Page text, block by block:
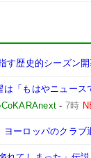
す歴史的シーズン
「もはやニュー
-7時
ヨーロッパのクラ